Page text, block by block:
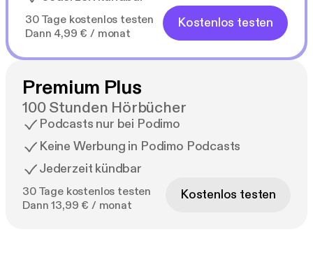
30 Tage kostenlos testen
Dann 4,99 € / monat
Kostenlos testen
Premium Plus
100 Stunden Hörbücher
Podcasts nur bei Podimo
Keine Werbung in Podimo Podcasts
Jederzeit kündbar
30 Tage kostenlos testen
Dann 13,99 € / monat
Kostenlos testen